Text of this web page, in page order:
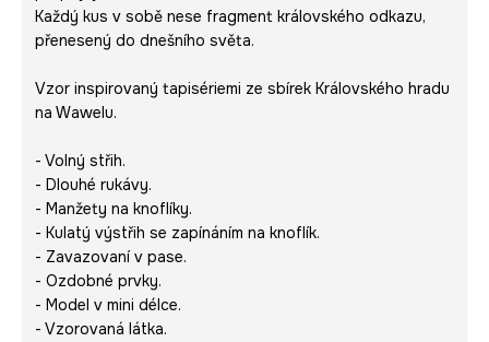
Každý kus v sobě nese fragment královského odkazu,
přenesený do dnešního světa.
Vzor inspirovaný tapisériemi ze sbírek Královského hradu
na Wawelu.
- Volný střih.
- Dlouhé rukávy.
- Manžety na knoflíky.
- Kulatý výstřih se zapínáním na knoflík.
- Zavazovaní v pase.
- Ozdobné prvky.
- Model v mini délce.
- Vzorovaná látka.